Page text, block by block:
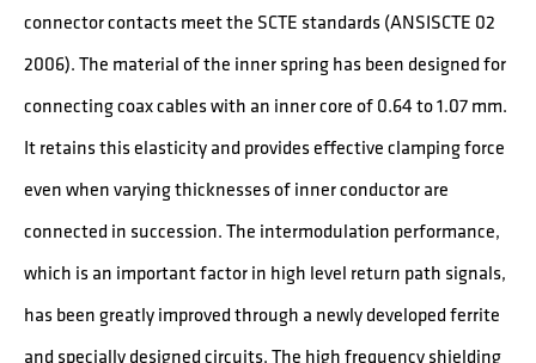
connector contacts meet the SCTE standards (ANSISCTE 02
2006). The material of the inner spring has been designed for
connecting coax cables with an inner core of 0.64 to 1.07 mm.
It retains this elasticity and provides effective clamping force
even when varying thicknesses of inner conductor are
connected in succession. The intermodulation performance,
which is an important factor in high level return path signals,
has been greatly improved through a newly developed ferrite
and specially designed circuits. The high frequency shielding